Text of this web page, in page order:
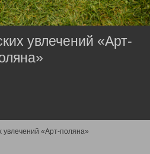
увлечений «Арт-поляна»
увлечений «Арт-